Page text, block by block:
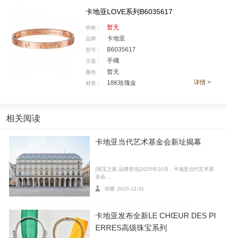
卡地亚LOVE系列B6035617
价格： 暂无
品牌： 卡地亚
型号： B6035617
主题： 手镯
颜色： 暂无
材质： 18K玫瑰金 详情 >
相关阅读
卡地亚当代艺术基金会新址揭幕
[珠宝之家 品牌资讯]2025年10月，卡地亚当代艺术基
金会...
张璐 2025-12-31
卡地亚发布全新LE CHŒUR DES PI
ERRES高级珠宝系列